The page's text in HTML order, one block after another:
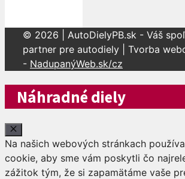
© 2026 | AutoDielyPB.sk - Váš
partner pre autodiely | Tvorba
- NadupanýWeb.sk/cz
Náhradné diely
Close
Na našich webových stránkach
cookie, aby sme vám poskytli čo
zážitok tým, že si zapamätáme vaše